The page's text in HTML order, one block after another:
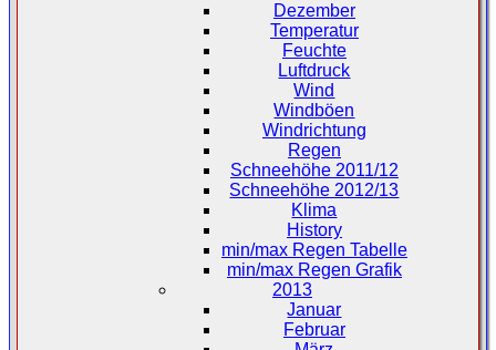
Dezember
Temperatur
Feuchte
Luftdruck
Wind
Windböen
Windrichtung
Regen
Schneehöhe 2011/12
Schneehöhe 2012/13
Klima
History
min/max Regen Tabelle
min/max Regen Grafik
2013
Januar
Februar